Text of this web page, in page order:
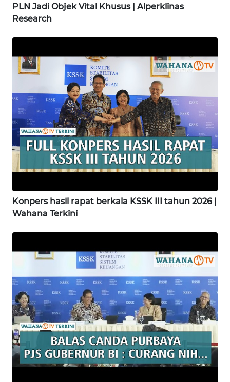
PLN Jadi Objek Vital Khusus | Alperklinas
Research
Konpers hasil rapat berkala KSSK III tahun 2026 |
Wahana Terkini
TEBING
WN
PAKPAK
WN
KARAWANG
WN
BEKASI
WN
WN
TAPANULI
WN
SAMOSIR
PADANG
LAWAS